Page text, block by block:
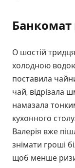
Банкомат
О шостій
холодною
поставила
чай, відрізала
намазала
кухонного
Валерія вже
знімати гроші
щоб менше